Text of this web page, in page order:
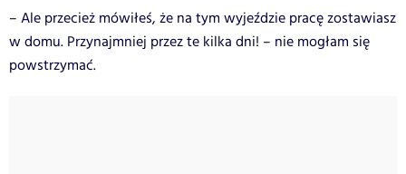
– Ale przecież mówiłeś, że na tym wyjeździe pracę zostawiasz
w domu. Przynajmniej przez te kilka dni! – nie mogłam się
powstrzymać.